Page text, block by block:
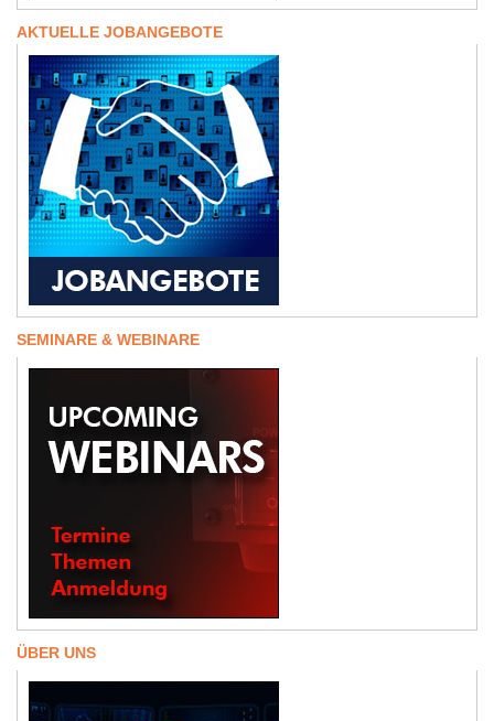
AKTUELLE JOBANGEBOTE
SEMINARE & WEBINARE
ÜBER UNS